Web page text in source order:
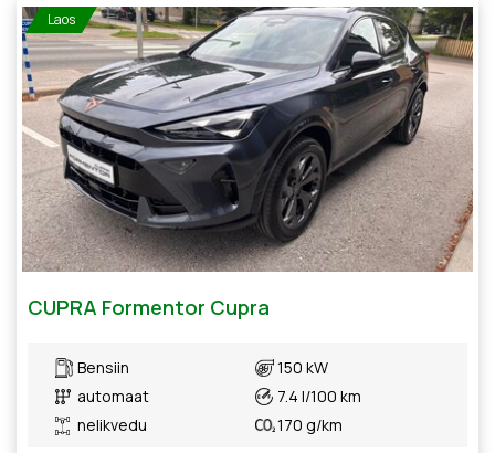
Laos
CUPRA Formentor Cupra
Bensiin
automaat
nelikvedu
150 kW
7.4 l/100 km
170 g/km